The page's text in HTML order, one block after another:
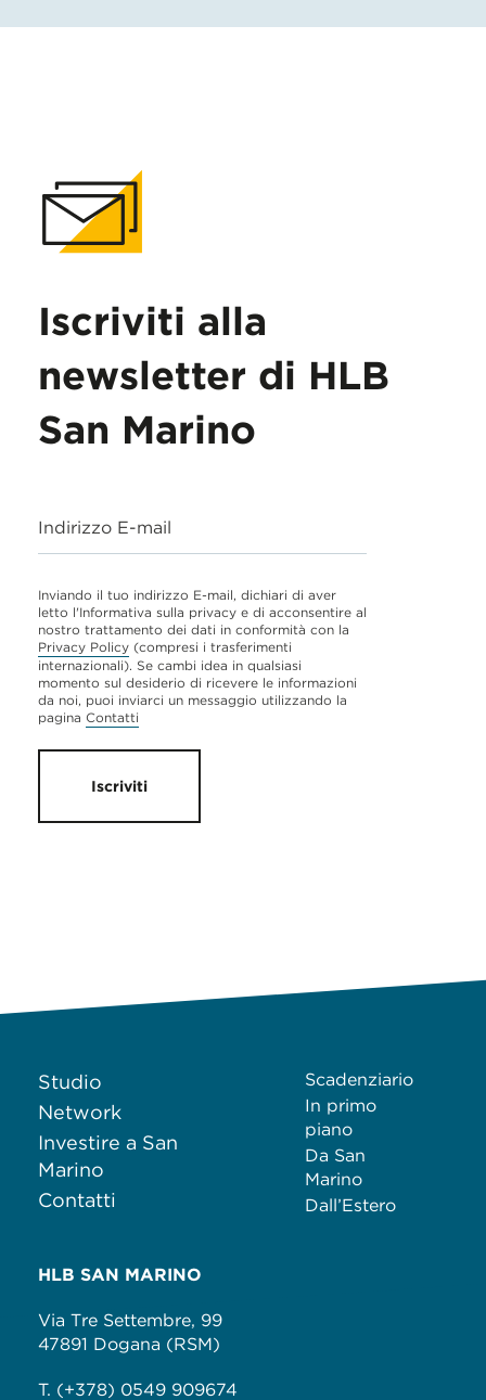
Iscriviti alla
newsletter di HLB
San Marino
Indirizzo E-mail
Inviando il tuo indirizzo E-mail, dichiari di aver
letto l'Informativa sulla privacy e di acconsentire al
nostro trattamento dei dati in conformità con la
Privacy Policy (compresi i trasferimenti
internazionali). Se cambi idea in qualsiasi
momento sul desiderio di ricevere le informazioni
da noi, puoi inviarci un messaggio utilizzando la
pagina Contatti
Iscriviti
Studio
Network
Investire a San
Marino
Contatti
Scadenziario
In primo
piano
Da San
Marino
Dall’Estero
HLB SAN MARINO
Via Tre Settembre, 99
47891 Dogana (RSM)
T. (+378) 0549 909674